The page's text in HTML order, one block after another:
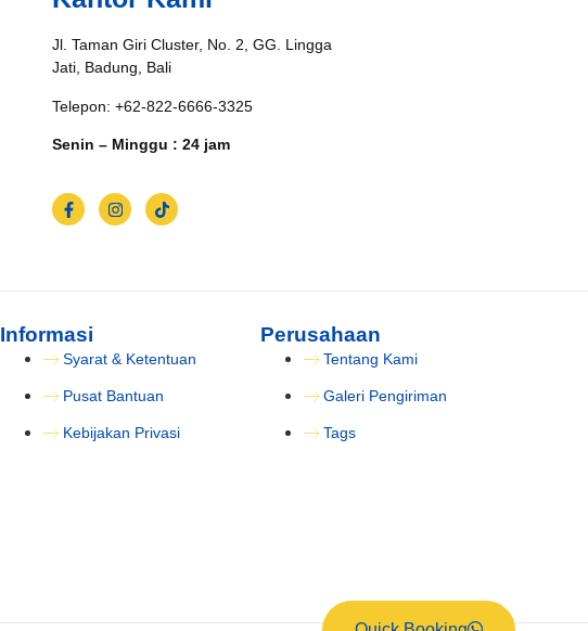
Jl. Taman Giri Cluster, No. 2, GG. Lingga
Jati, Badung, Bali
Telepon: +62-822-6666-3325
Senin – Minggu : 24 jam
Informasi
Syarat & Ketentuan
Pusat Bantuan
Kebijakan Privasi
Perusahaan
Tentang Kami
Galeri Pengiriman
Tags